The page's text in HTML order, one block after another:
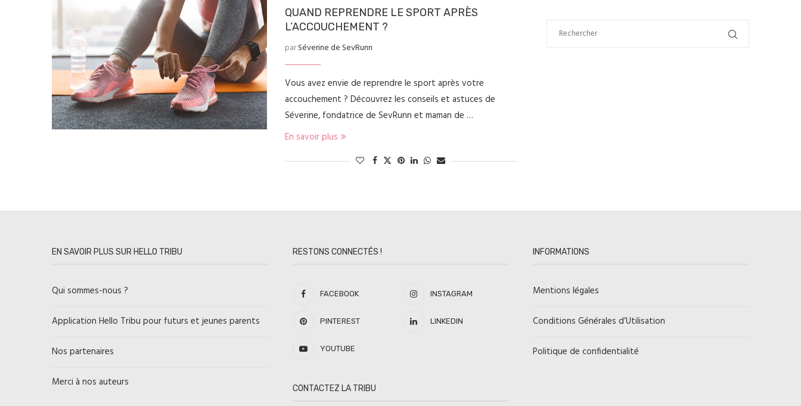
QUAND REPRENDRE LE SPORT APRÈS
L’ACCOUCHEMENT ?
parSéverine de SevRunn
Vous avez envie de reprendre le sport après votre
accouchement ? Découvrez les conseils et astuces de
Séverine, fondatrice de SevRunn et maman de …
En savoir plus
EN SAVOIR PLUS SUR HELLO TRIBU
Qui sommes-nous ?
Application Hello Tribu pour futurs et jeunes parents
Nos partenaires
Merci à nos auteurs
RESTONS CONNECTÉS !
FACEBOOK INSTAGRAM
PINTEREST LINKEDIN
YOUTUBE
CONTACTEZ LA TRIBU
INFORMATIONS
Mentions légales
Conditions Générales d’Utilisation
Politique de confidentialité